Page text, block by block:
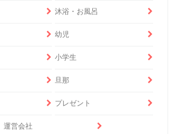
沐浴・お風呂
幼児
小学生
旦那
プレゼント
運営会社